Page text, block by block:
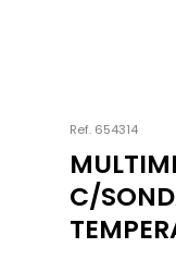
Ref. 654314
C/